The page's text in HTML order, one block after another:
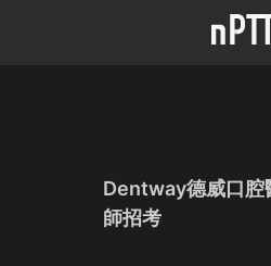
Dentway德威口腔
師招考